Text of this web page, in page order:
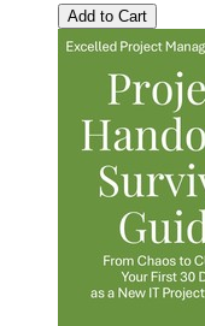
Add to Cart